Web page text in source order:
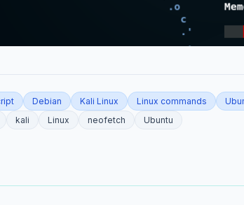
Debian Kali Linux Linux commands
kali Linux neofetch Ubuntu